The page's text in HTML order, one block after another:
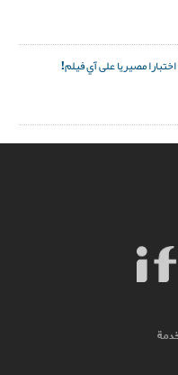
مصيريا على آي فيلم!